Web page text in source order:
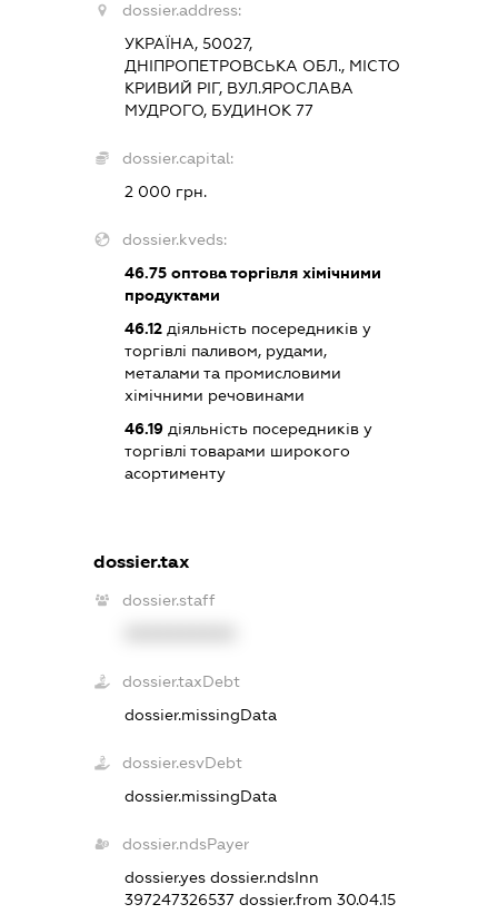
dossier.address:
УКРАЇНА, 50027,
ДНІПРОПЕТРОВСЬКА ОБЛ., МІСТО
КРИВИЙ РІГ, ВУЛ.ЯРОСЛАВА
МУДРОГО, БУДИНОК 77
dossier.capital:
2 000 грн.
dossier.kveds:
46.75оптова торгівля хімічними
продуктами
46.12діяльність посередників у
торгівлі паливом, рудами,
металами та промисловими
хімічними речовинами
46.19діяльність посередників у
торгівлі товарами широкого
асортименту
dossier.tax
dossier.staff
dossier.taxDebt
dossier.missingData
dossier.esvDebt
dossier.missingData
dossier.ndsPayer
dossier.yes dossier.ndsInn
397247326537 dossier.from 30.04.15